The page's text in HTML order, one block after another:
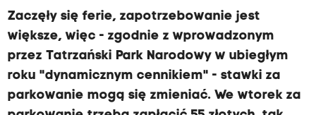
Zaczęły się ferie, zapotrzebowanie jest
większe, więc - zgodnie z wprowadzonym
przez Tatrzański Park Narodowy w ubiegłym
roku "dynamicznym cennikiem" - stawki za
parkowanie mogą się zmieniać. We wtorek za